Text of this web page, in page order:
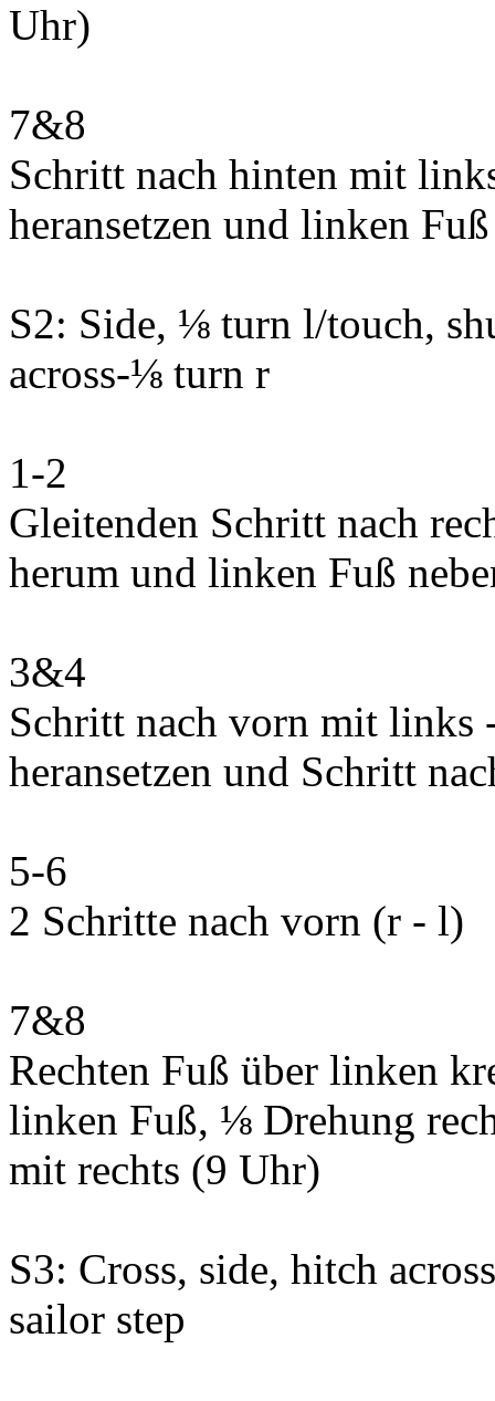
Uhr)
7&8
Schritt nach hinten mit
heransetzen und linken
S2: Side, ⅛ turn l/touch,
across-⅛ turn r
1-2
Gleitenden Schritt nach
herum und linken Fuß
3&4
Schritt nach vorn mit links
heransetzen und Schritt
5-6
2 Schritte nach vorn (r - l)
7&8
Rechten Fuß über linken
linken Fuß, ⅛ Drehung
mit rechts (9 Uhr)
S3: Cross, side, hitch
sailor step